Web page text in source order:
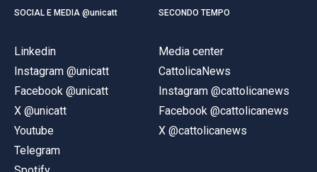
SOCIAL E MEDIA @unicatt
Linkedin
Instagram @unicatt
Facebook @unicatt
X @unicatt
Youtube
Telegram
SECONDO TEMPO
Media center
CattolicaNews
Instagram @cattolicanews
Facebook @cattolicanews
X @cattolicanews